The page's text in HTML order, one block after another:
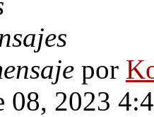
por
08, 2023